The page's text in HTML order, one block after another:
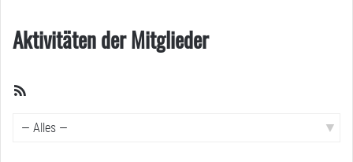
Aktivitäten der Mitglieder